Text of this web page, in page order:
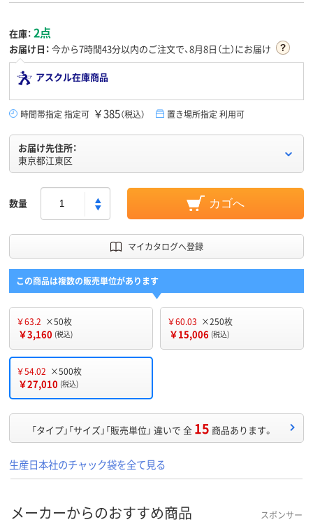
在庫： 2点
お届け日： 今から7時間43分以内のご注文で、8月8日（土）にお届け
アスクル在庫商品
時間帯指定 指定可 ￥385（税込） 置き場所指定 利用可
お届け先住所：
東京都江東区
数量 カゴへ
マイカタログへ登録
この商品は複数の販売単位があります
￥63.2 ×50枚
￥3,160 (税込)
￥60.03 ×250枚
￥15,006 (税込)
￥54.02 ×500枚
￥27,010 (税込)
「タイプ」「サイズ」「販売単位」 違いで 全 15 商品あります。
生産日本社のチャック袋を全て見る
メーカーからのおすすめ商品 スポンサー